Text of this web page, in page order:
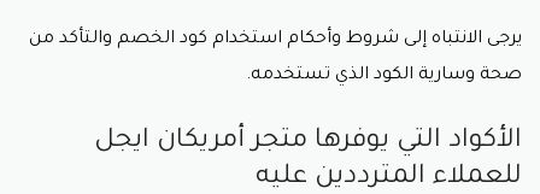
يعتبر المتجر أصلاً أمريكيًا ومتاح بسهولة للعملاء في
من خلال موقعهم الإلكتروني أو زيارة فروعهم المنتشرة
في أنحاء البلاد، وتوفر كود خصم امريكان ايجل.
كندا: يمكن للعملاء في كندا الاستمتاع بمجموعة واسعة
يرجى الانتباه إلى شروط وأحكام استخدام كود الخصم والتأكد من
صحة وسارية الكود الذي تستخدمه.
الأكواد التي يوفرها متجر أمريكان ايجل
للعملاء المترددين عليه